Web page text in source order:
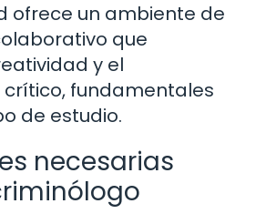
ofrece un ambiente de
que
y el
fundamentales
de estudio.
necesarias